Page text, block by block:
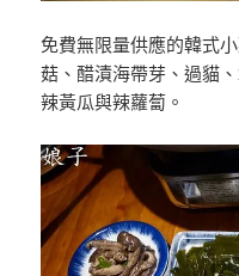
免費無限量供應的韓式
菇、醋漬海帶芽、過貓
辣黃瓜與辣蘿蔔。